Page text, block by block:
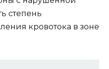
степень
кровотока в зоне